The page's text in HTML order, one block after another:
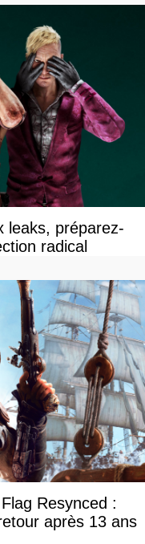
leaks, préparez-
radical
Resynced :
après 13 ans